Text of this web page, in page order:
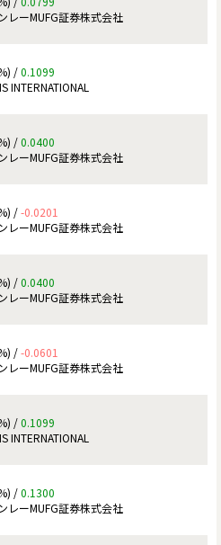
レーMUFG証券株式会社
/0.1099
INTERNATIONAL
/0.0400
レーMUFG証券株式会社
/-0.0201
レーMUFG証券株式会社
/0.0400
レーMUFG証券株式会社
/-0.0601
レーMUFG証券株式会社
/0.1099
INTERNATIONAL
/0.1300
レーMUFG証券株式会社